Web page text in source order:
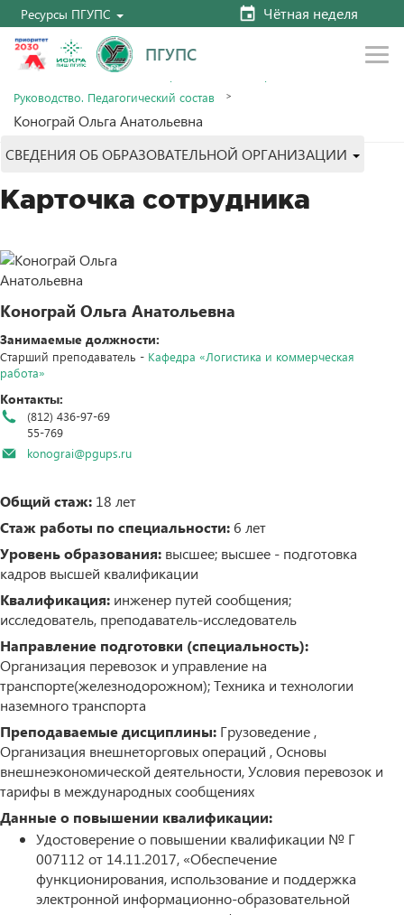
Ресурсы ПГУПС Чётная неделя
ПГУПС
Главная
Сведения об образовательной организации
Руководство. Педагогический состав
Конограй Ольга Анатольевна
СВЕДЕНИЯ ОБ ОБРАЗОВАТЕЛЬНОЙ ОРГАНИЗАЦИИ
Карточка сотрудника
Конограй Ольга Анатольевна
Занимаемые должности:
Старший преподаватель - Кафедра «Логистика и коммерческая
работа»
Контакты:
(812) 436-97-69
55-769
konograi@pgups.ru
Общий стаж: 18 лет
Стаж работы по специальности:6 лет
Уровень образования: высшее; высшее - подготовка
кадров высшей квалификации
Квалификация: инженер путей сообщения;
исследователь, преподаватель-исследователь
Направление подготовки (специальность):
Организация перевозок и управление на
транспорте(железнодорожном); Техника и технологии
наземного транспорта
Преподаваемые дисциплины: Грузоведение ,
Организация внешнеторговых операций , Основы
внешнеэкономической деятельности, Условия перевозок и
тарифы в международных сообщениях
Данные о повышении квалификации:
Удостоверение о повышении квалификации № Г
007112 от 14.11.2017, «Обеспечение
функционирования, использование и поддержка
электронной информационно-образовательной